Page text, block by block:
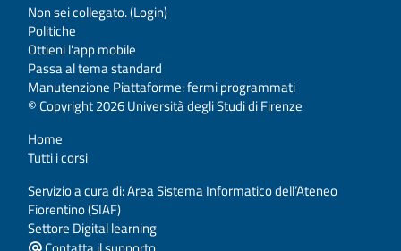
Non sei collegato. (Login)
Politiche
Ottieni l'app mobile
Passa al tema standard
Manutenzione Piattaforme: fermi programmati
© Copyright 2026 Università degli Studi di Firenze
Home
Tutti i corsi
Servizio a cura di: Area Sistema Informatico dell’Ateneo
Fiorentino (SIAF)
Settore Digital learning